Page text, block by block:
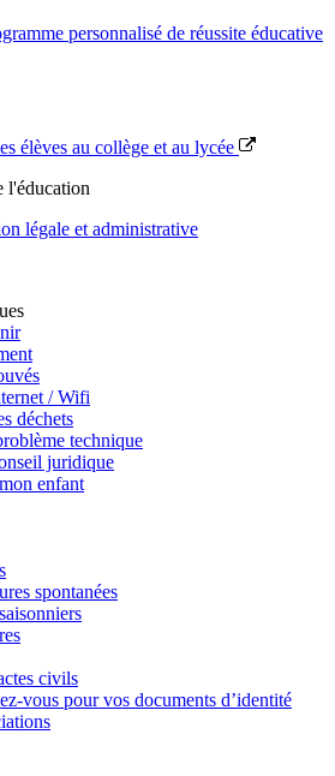
personnalisé de réussite éducative
élèves au collège et au lycée
l'éducation
légale et administrative
/ Wifi
déchets
technique
juridique
enfant
spontanées
civils
vous pour vos documents d’identité